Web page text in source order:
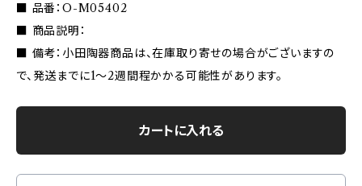
■ 品番：O-M05402
■ 商品説明：
■ 備考：小田陶器商品は、在庫取り寄せの場合がございますの
で、発送までに1〜2週間程かかる可能性があります。
カートに入れる